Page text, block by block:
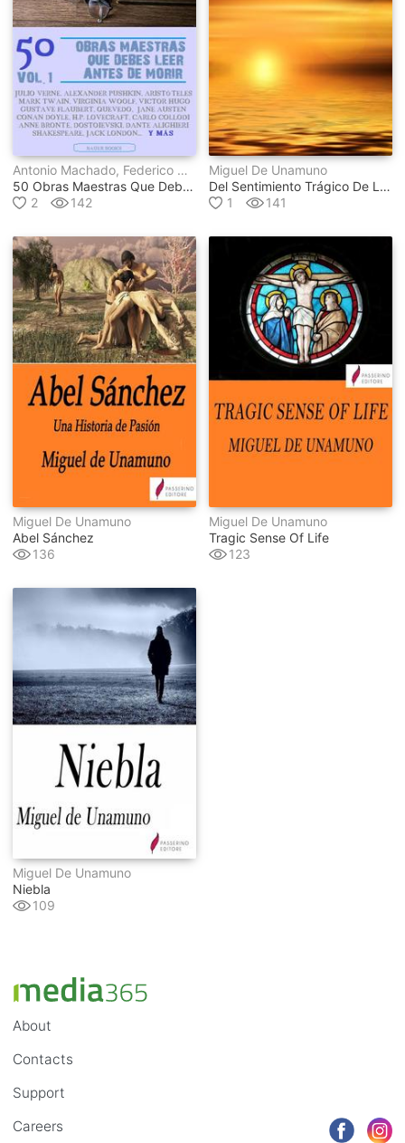
Antonio Machado, Federico García Lorca, Gustav Meyrink, Solomon Northup, Miguel De Unamuno, Julio Verne, Mariano José De Larra, José De Espronceda, Amado Nervo, Alexander Pushkin, Francisco De Quevedo, Aristóteles, Benito Pérez Galdos, Virginia Woolf, Gustave Flaubert, Mark Twain, John Stuart Mill, Thomas Hardy, Victor Hugo, Jonathan Swift, Giovanni Boccaccio, Johann Wolfgang Von Goethe, Nathaniel Hawthorne, Washington Irving, Harriet Beecher Stowe, Sir Walter Scott, Jack London, Sigmund Freud, William Shakespeare, James Fenimore Cooper, Carlo Collodi, Ramón María Del Valle-Inclán, Robert Louis Stevenson, Anne Brontë, Charles Baudelaire, Vicente Blasco Ibáñez, Friedrich Nietzsche, Fedor Mikhaïlovitch Dostoïevski, Arthur Conan Doyle, Jane Austen, Dante Alighieri, Alexandre Dumas, H.p. Lovecraft, Kahlil Gibran, James Joyce, Bauer Books
50 Obras Maestras Que Debes Leer Antes De Morir
2
142
Miguel De Unamuno
Del Sentimiento Trágico De La Vida
1
141
Miguel De Unamuno
Abel Sánchez
136
Miguel De Unamuno
Tragic Sense Of Life
123
Miguel De Unamuno
Niebla
109
About
Contacts
Support
Careers